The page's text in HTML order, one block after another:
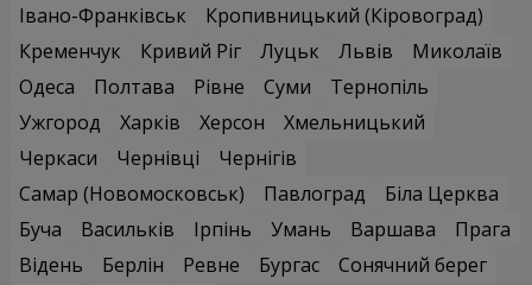
Івано-Франківськ
Кропивницький (Кіровоград)
Кременчук
Кривий Ріг Луцьк Львів
Миколаїв
Одеса
Полтава Рівне Суми
Тернопіль
Ужгород
Харків Херсон
Хмельницький
Черкаси
Чернівці
Чернігів
Самар (Новомосковськ)
Павлоград
Біла Церква
Буча
Васильків Ірпінь Умань Варшава
Прага
Відень
Берлін Ревне Бургас
Сонячний берег